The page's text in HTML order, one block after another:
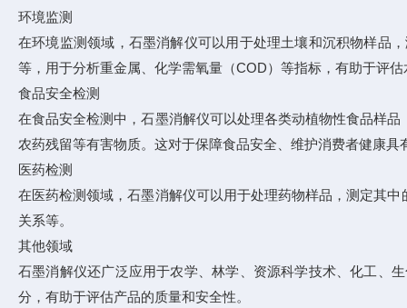
环境监测
在环境监测领域，石墨消解仪可以用于处理土壤和沉积物样品
等，用于分析重金属、化学需氧量（COD）等指标，有助于评
食品安全检测
在食品安全检测中，石墨消解仪可以处理各类动植物性食品样
农药残留等有害物质。这对于保障食品安全、维护消费者健康具
医药检测
在医药检测领域，石墨消解仪可以用于处理药物样品，测定其
关系等。
其他领域
石墨消解仪还广泛应用于农学、林学、资源科学技术、化工、
分，有助于评估产品的质量和安全性。